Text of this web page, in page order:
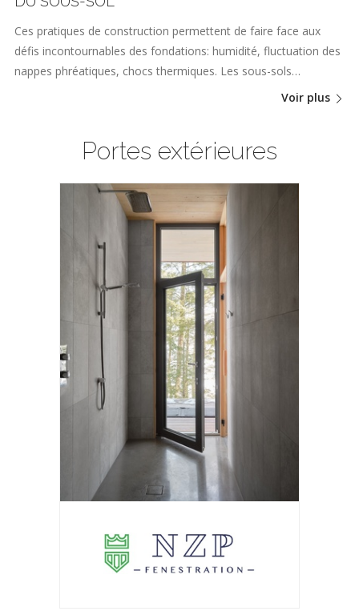
Ces pratiques de construction permettent de faire face aux
défis incontournables des fondations: humidité, fluctuation des
nappes phréatiques, chocs thermiques. Les sous-sols…
Voir plus
Portes extérieures